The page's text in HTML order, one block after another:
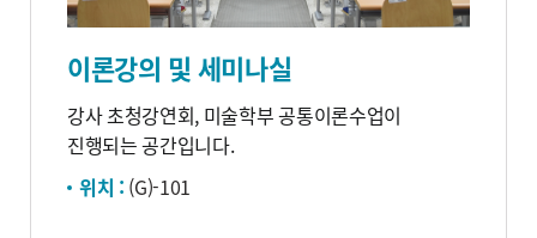
이론강의 및 세미나실
강사 초청강연회, 미술학부 공통이론수업이
진행되는 공간입니다.
위치 : (G)-101